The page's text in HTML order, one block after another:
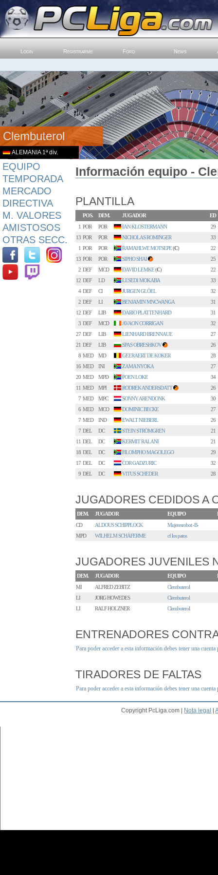
Login Registrarme Foro News
Clembuterol
ALEMANIA 1ª div.
EQUIPO
TEMPORADA
MERCADO
DIRECTIVA
M. VALORES
AMISTOSOS
OTRAS SECC.
Información equipo -
PLANTILLA
POS. DEM. JUGADOR
ED
1 POR POR IAN KLOSTERMANN
29
13 POR POR NICHOLAS ROMINGER
33
1 POR POR RAMAHLWE MOTSEPE(C)
22
13 POR POR SIPHO SHAI 1
25
2 DEF MCD DAVID LEMKE(C)
22
12 DEF LD LESEDI MOKABA
33
4 DEF CI JURGEN GLÖEL
32
2 DEF LI BENJAMIN MNCWANGA
31
12 DEF LIB DARIO PLATTENHARD
31
3 DEF MCD AVAON CORRIGAN
32
27 DEF LIB LIENHARD BRENNAUE
27
21 DEF LIB SPAS OBRESHKOV 3
26
8 MED MD GEERAERT DE KOKER
28
16 MED INI ZAMA NYOKA
27
20 MED MPD POEN LOKE
34
11 MED MPI RODREK ANDERSDATT 2
26
7 MED MPC SONNY ARENDONK
30
6 MED MCO DOMINIC BECKE
27
7 MED IND EWALT NIEBERL
26
7 DEL DC STEIN STRÖMGREN
21
11 DEL DC KERMIT RALANI
21
18 DEL DC HLOMPHO MAGOLEGO
29
17 DEL DC COR GADZURIC
32
9 DEL DC VITUS SCHEDER 28
JUGADORES CEDIDOS A
DEM. JUGADOR EQUIPO
CD
ALDOUS SCHIPPLOCK
Mujeresrobot -B-
MPD
WILHELM SCHÄFERME cf los patos
JUGADORES JUVENILES
DEM. JUGADOR EQUIPO
MI
ALFRED ZEBITZ
Clembuterol
LI
JORG HOWEDES
Clembuterol
LI
RALF HOLZNER Clembuterol
ENTRENADORES
Para poder acceder a esta información debes tener una
TIRADORES DE FALTAS
Para poder acceder a esta información debes tener una
Copyright PcLiga.com | Nota legal |